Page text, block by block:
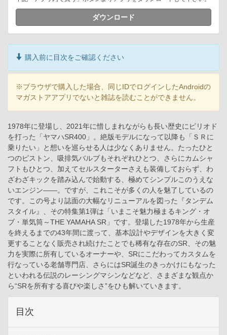
ダウンロード
購入前に目次をご確認ください
※ブラウザで購入した場合、同じIDでログインしたAndroidの
マガストアアプリでないと雑誌を読むことができません。
1978年に登場し、2021年に惜しまれながらも長い歴史にピリオド
を打った「ヤマハSR400」。絶版モデルになって以降も「ＳＲに
乗りたい」と想いを巡らせる人は少なくありません。たったひと
つのピストン、吸排気バルブもそれぞれひとつ、さらにカムシャ
フトもひとつ、加えてセルスターターさえも装備しておらず、わ
ざわざキックを踏み込んで始動する、極めてシンプルこのうえな
いエンジン――。ですが、これこそが多くの人を魅了しているの
です。この号より誌面の大幅なリニューアルを図った『タンデム
スタイル』、その特集第1弾は「いまこそ魅力極まるキング・オ
ブ・単気筒～THE YAMAHA SR」です。登場した1978年から生産
を終えるまでの43年間に渡って、基本設計やデザインを大きく変
更することなく販売され続けたことでも稀有な存在のSR、その魅
力を実際に所有しているオーナーや、SRにこだわってカスタムを
行なっている老舗専門店、さらにはSR誕生のきっかけにもなった
といわれる伝説のレーシングマシンなどなど、さまざまな観点か
ら“SRを所有する喜びや楽しさ”をひも解いていきます。
目次